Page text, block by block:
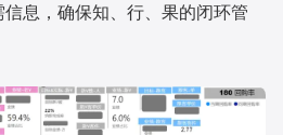
息，确保知、行、果的闭环管